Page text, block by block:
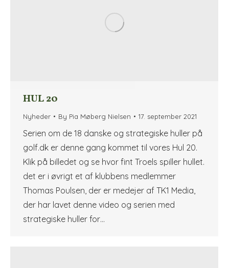
HUL 20
Nyheder By Pia Møberg Nielsen 17. september 2021
Serien om de 18 danske og strategiske huller på
golf.dk er denne gang kommet til vores Hul 20.
Klik på billedet og se hvor fint Troels spiller hullet.
det er i øvrigt et af klubbens medlemmer
Thomas Poulsen, der er medejer af TK1 Media,
der har lavet denne video og serien med
strategiske huller for…